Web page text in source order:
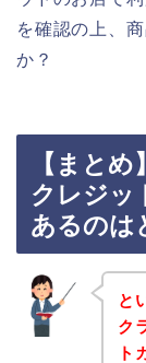
を確認の上、
か？
【まと
クレジッ
あるのは
と
ク
ト